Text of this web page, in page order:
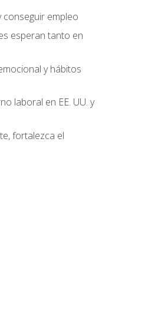
empleo
esperan tanto en
y hábitos
laboral en EE. UU. y
fortalezca el